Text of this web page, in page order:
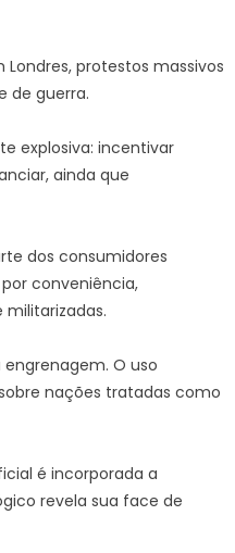
protestos massivos
de guerra.
explosiva: incentivar
ainda que
dos consumidores
conveniência,
O uso
nações tratadas como
é incorporada a
revela sua face de